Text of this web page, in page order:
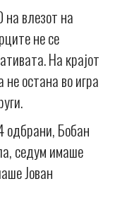
влезот на
не се
На крајот
остана во игра
одбрани, Бобан
седум имаше
Јован